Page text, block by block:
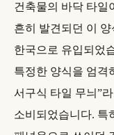
건축물의 바닥 타일
흔히 발견되던 이
한국으로 유입되었
특정한 양식을 엄격
서구식 타일 무늬”
소비되었습니다. 특